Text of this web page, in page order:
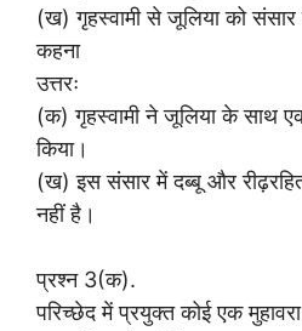
(ख) गृहस्वामी से जूलिया को
कहना
उत्तरः
(क) गृहस्वामी ने जूलिया के साथ
किया।
(ख) इस संसार में दब्बू और
नहीं है।
प्रश्न 3(क).
परिच्छेद में प्रयुक्त कोई एक